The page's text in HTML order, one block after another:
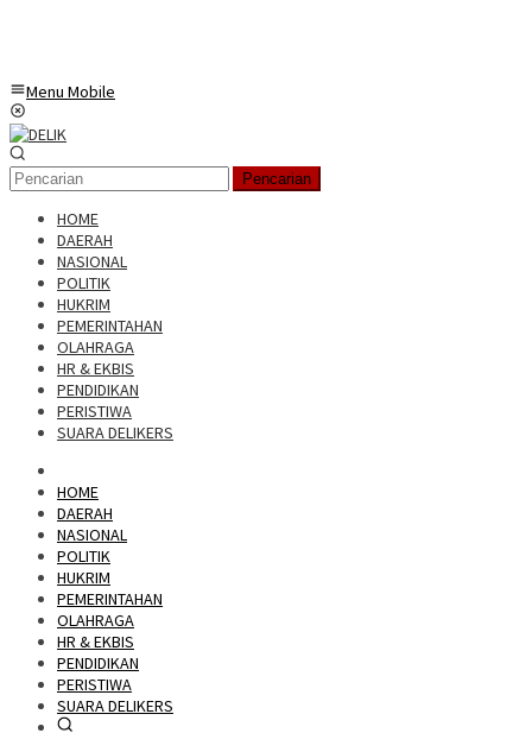
Menu Mobile
Pencarian
HOME
DAERAH
NASIONAL
POLITIK
HUKRIM
PEMERINTAHAN
OLAHRAGA
HR & EKBIS
PENDIDIKAN
PERISTIWA
SUARA DELIKERS
HOME
DAERAH
NASIONAL
POLITIK
HUKRIM
PEMERINTAHAN
OLAHRAGA
HR & EKBIS
PENDIDIKAN
PERISTIWA
SUARA DELIKERS